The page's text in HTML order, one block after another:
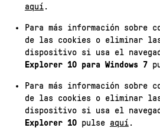
aquí.
Para más información sobre
de las cookies o eliminar las
dispositivo si usa el
Explorer 10 para Windows 7
Para más información sobre
de las cookies o eliminar las
dispositivo si usa el
Explorer 10pulse aquí.